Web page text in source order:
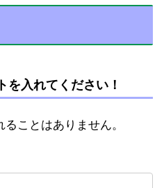
を入れてください！
ことはありません。